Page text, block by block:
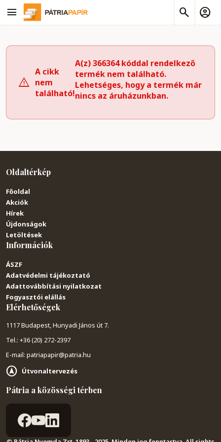
A cikk
nem
található!
A(z) 366364 kóddal rendelkező
termék nem található.
Lehetséges, hogy a termék már
nincs az áruházunkban.
Oldaltérkép
Főoldal
Akciók
Hírek
Újdonságok
Letöltések
Információk
ÁSZF
Adatvédelmi tájékoztató
Adattovábbítási nyilatkozat
Fogyasztói elállás
Elérhetőségek
1117 Budapest, Hunyadi János út 7.
Tel.: +36 (20) 272-2397
E-mail: patriapapir@patria.hu
Útvonaltervezés
Pátria a közösségi térben